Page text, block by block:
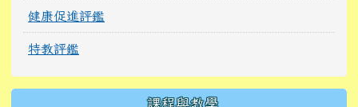
健康促進評鑑
特教評鑑
課程與教學